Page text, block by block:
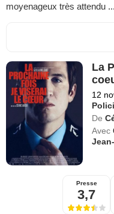
moyenageux très attendu ...
La
12
De
Avec
Presse
3,7